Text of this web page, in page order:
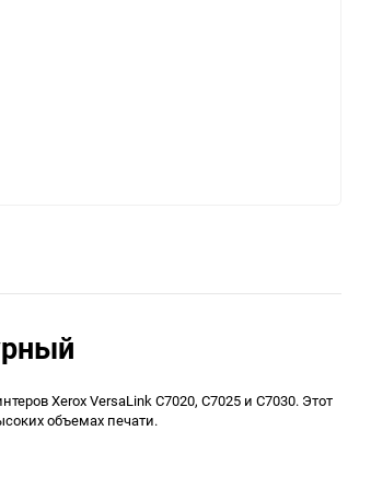
Xerox VersaLink C7020, C7025 и C7030. Этот
объемах печати.